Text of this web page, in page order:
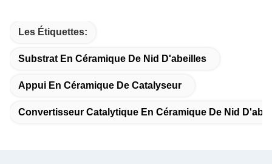
Les Étiquettes:
Substrat En Céramique De Nid D'abeilles
Appui En Céramique De Catalyseur
Convertisseur Catalytique En Céramique De Nid